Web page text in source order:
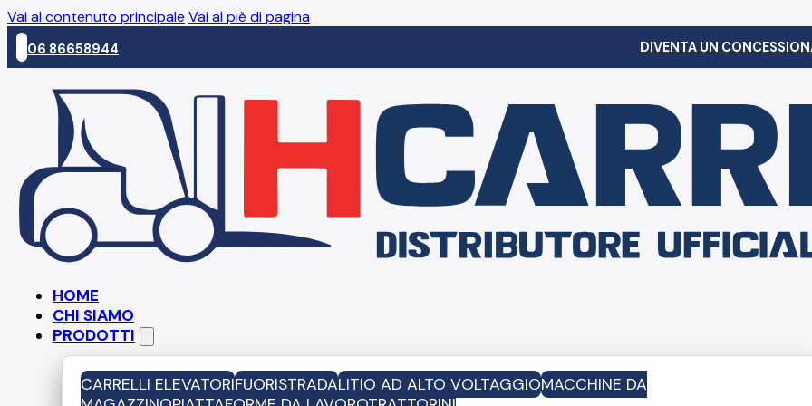
Vai al contenuto principale Vai al piè di pagina
06 86658944 DIVENTA UN
HOME
CHI SIAMO
PRODOTTI
CARRELLI ELEVATORIFUORISTRADALITIO AD ALTO VOLTAGGIOMACCHINE DA